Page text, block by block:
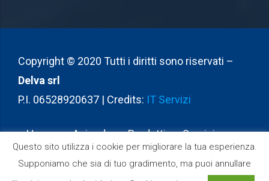
Copyright © 2020 Tutti i diritti sono riservati –
Delva srl
P.I. 06528920637 | Credits: IT Servizi
Home Azienda Prodotti Servizi
Partners Contatti
Questo sito utilizza i cookie per migliorare la tua esperienza.
Supponiamo che sia di tuo gradimento, ma puoi annullare